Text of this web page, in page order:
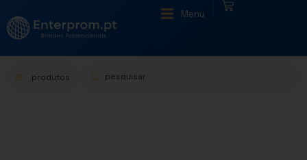
Menu
produtos